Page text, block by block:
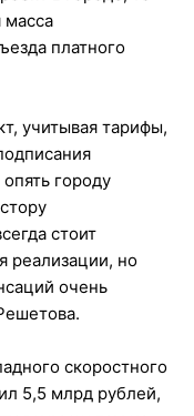
масса
платного
учитывая тарифы,
городу
стоит
реализации, но
очень
скоростного
5,5 млрд рублей,